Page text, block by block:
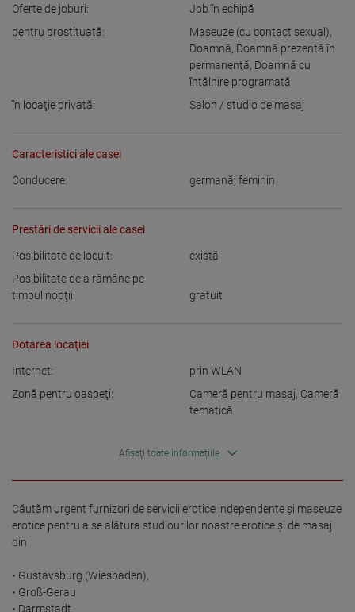
Oferte de joburi:
Job în echipă
pentru prostituată:
Maseuze (cu contact sexual),
Doamnă, Doamnă prezentă în
permanenţă, Doamnă cu
întâlnire programată
în locaţie privată:
Salon / studio de masaj
Caracteristici ale casei
Conducere: germană, feminin
Prestări de servicii ale casei
Posibilitate de locuit:
există
Posibilitate de a rămâne pe
timpul nopţii:
gratuit
Dotarea locaţiei
Internet:
prin WLAN
Zonă pentru oaspeţi:
Cameră pentru masaj, Cameră
tematică
Afișaţi toate informațiile
Căutăm urgent furnizori de servicii erotice independente și maseuze
erotice pentru a se alătura studiourilor noastre erotice și de masaj
din
• Gustavsburg (Wiesbaden),
• Groß-Gerau
• Darmstadt